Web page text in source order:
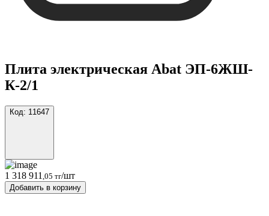
Плита электрическая Abat ЭП-6ЖШ-
К-2/1
Код: 11647
1 318 911 ,05 тг/шт
Добавить в корзину